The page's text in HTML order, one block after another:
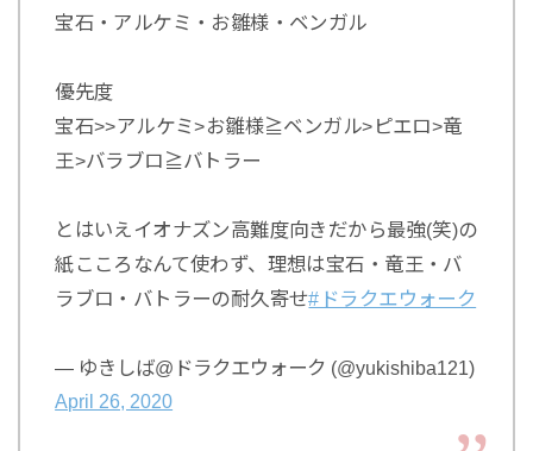
宝石・アルケミ・お雛様・ベンガル
優先度
宝石>>アルケミ>お雛様≧ベンガル>ピエロ>竜
王>バラブロ≧バトラー
とはいえイオナズン高難度向きだから最強(笑)の
紙こころなんて使わず、理想は宝石・竜王・バ
ラブロ・バトラーの耐久寄せ#ドラクエウォーク
— ゆきしば@ドラクエウォーク (@yukishiba121)
April 26, 2020